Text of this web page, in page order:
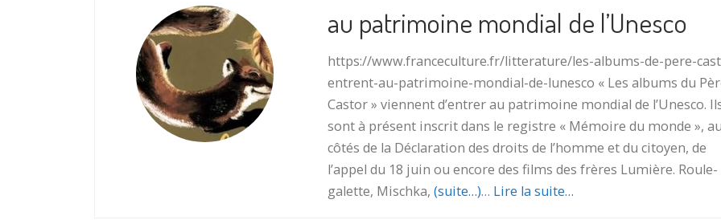
au patrimoine mondial de l’Unesco
https://www.franceculture.fr/litterature/les-albums-de-pere-
entrent-au-patrimoine-mondial-de-lunesco « Les albums du
Castor » viennent d’entrer au patrimoine mondial de l’Unesco.
sont à présent inscrit dans le registre « Mémoire du monde »,
côtés de la Déclaration des droits de l’homme et du citoyen, de
l’appel du 18 juin ou encore des films des frères Lumière. Roule-
galette, Mischka, (suite…)… Lire la suite…